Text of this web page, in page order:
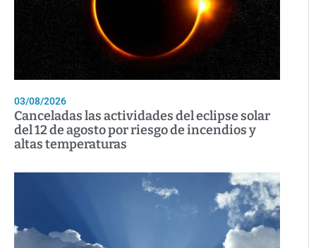
03/08/2026
Canceladas las actividades del eclipse solar
del 12 de agosto por riesgo de incendios y
altas temperaturas